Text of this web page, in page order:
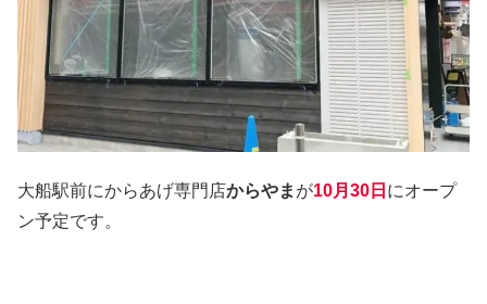
大船駅前にからあげ専門店からやま が10月30日 にオープ
ン予定です。